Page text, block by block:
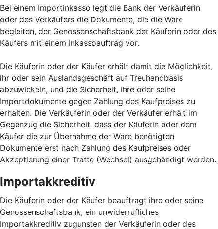
Bei einem Importinkasso legt die Bank der Verkäuferin
oder des Verkäufers die Dokumente, die die Ware
begleiten, der Genossenschaftsbank der Käuferin oder des
Käufers mit einem Inkassoauftrag vor.
Die Käuferin oder der Käufer erhält damit die Möglichkeit,
ihr oder sein Auslandsgeschäft auf Treuhandbasis
abzuwickeln, und die Sicherheit, ihre oder seine
Importdokumente gegen Zahlung des Kaufpreises zu
erhalten. Die Verkäuferin oder der Verkäufer erhält im
Gegenzug die Sicherheit, dass der Käuferin oder dem
Käufer die zur Übernahme der Ware benötigten
Dokumente erst nach Zahlung des Kaufpreises oder
Akzeptierung einer Tratte (Wechsel) ausgehändigt werden.
Importakkreditiv
Die Käuferin oder der Käufer beauftragt ihre oder seine
Genossenschaftsbank, ein unwiderrufliches
Importakkreditiv zugunsten der Verkäuferin oder des